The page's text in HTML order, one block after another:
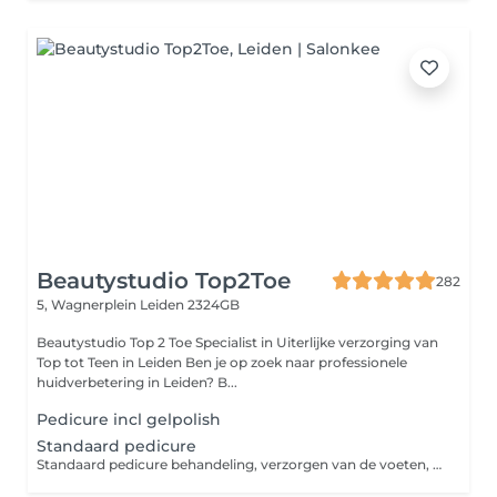
Beautystudio Top2Toe
282
5, Wagnerplein Leiden 2324GB
Beautystudio Top 2 Toe Specialist in Uiterlijke verzorging van
Top tot Teen in Leiden Ben je op zoek naar professionele
huidverbetering in Leiden? B...
Pedicure incl gelpolish
Standaard pedicure
Standaard pedicure behandeling, verzorgen van de voeten, teennagels en verwijderen van eelt